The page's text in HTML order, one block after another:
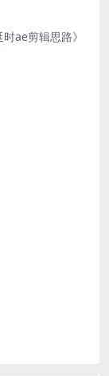
ae剪辑思路》